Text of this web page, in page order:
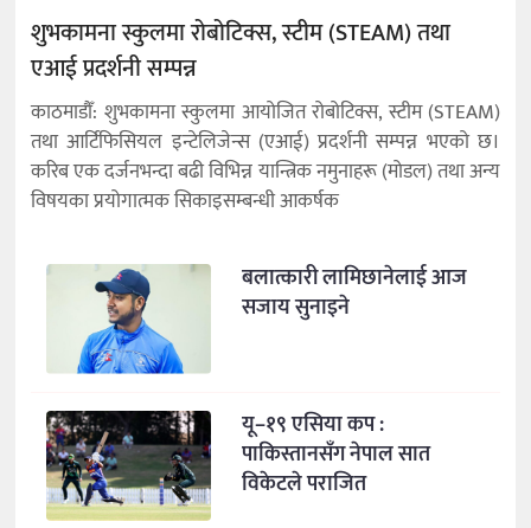
शुभकामना स्कुलमा रोबोटिक्स, स्टीम (STEAM) तथा
एआई प्रदर्शनी सम्पन्न
काठमाडौँ: शुभकामना स्कुलमा आयोजित रोबोटिक्स, स्टीम (STEAM)
तथा आर्टिफिसियल इन्टेलिजेन्स (एआई) प्रदर्शनी सम्पन्न भएको छ।
करिब एक दर्जनभन्दा बढी विभिन्न यान्त्रिक नमुनाहरू (मोडल) तथा अन्य
विषयका प्रयोगात्मक सिकाइसम्बन्धी आकर्षक
बलात्कारी लामिछानेलाई आज
सजाय सुनाइने
यू–१९ एसिया कप :
पाकिस्तानसँग नेपाल सात
विकेटले पराजित